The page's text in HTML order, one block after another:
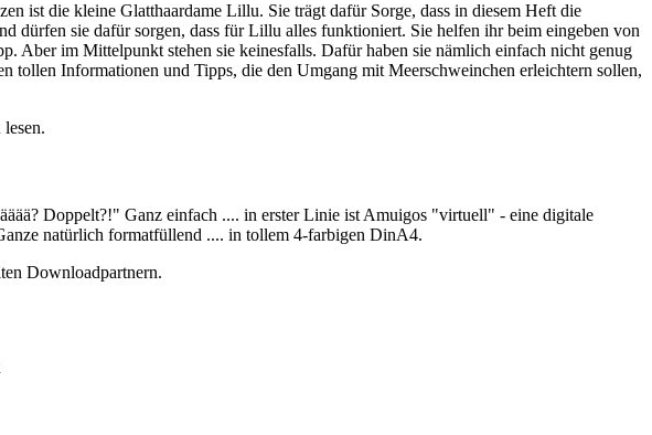
ist die kleine Glatthaardame Lillu. Sie trägt dafür Sorge, dass in diesem Heft die
dürfen sie dafür sorgen, dass für Lillu alles funktioniert. Sie helfen ihr beim eingeben von
Aber im Mittelpunkt stehen sie keinesfalls. Dafür haben sie nämlich einfach nicht genug
tollen Informationen und Tipps, die den Umgang mit Meerschweinchen erleichtern sollen,
Doppelt?!" Ganz einfach .... in erster Linie ist Amuigos "virtuell" - eine digitale
natürlich formatfüllend .... in tollem 4-farbigen DinA4.
Downloadpartnern.